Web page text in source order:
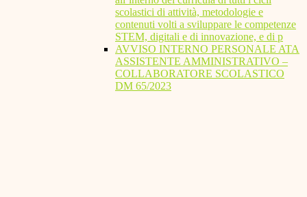
scolastici di attività, metodologie e
contenuti volti a sviluppare le competenze
STEM, digitali e di innovazione, e di p
AVVISO INTERNO PERSONALE ATA
ASSISTENTE AMMINISTRATIVO –
COLLABORATORE SCOLASTICO
DM 65/2023